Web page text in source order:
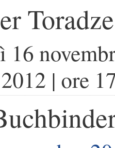
Toradze
16
| ore